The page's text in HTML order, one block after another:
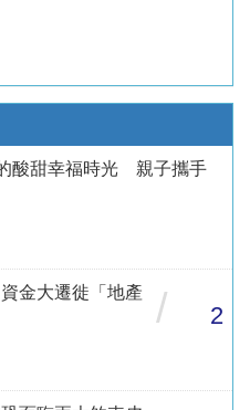
酸甜幸福時光 親子攜手
金大遷徙「地產
/ 2